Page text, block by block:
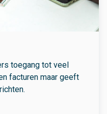
toegang tot veel
facturen maar geeft